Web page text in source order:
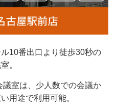
10番出口より徒歩30秒の
。
室は、少人数での会議か
用途で利用可能。